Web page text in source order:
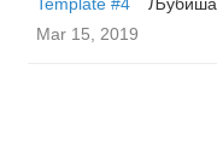
Mar 15, 2019